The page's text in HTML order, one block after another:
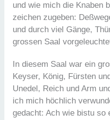
und wie mich die Knaben
zeichen zugeben:
und durch viel Gänge,
grossen Saal
In diesem Saal war ein
Keyser, König, Fürsten
Unedel, Reich und Arm
ich mich höchlich
gedacht: Ach wie bistu so